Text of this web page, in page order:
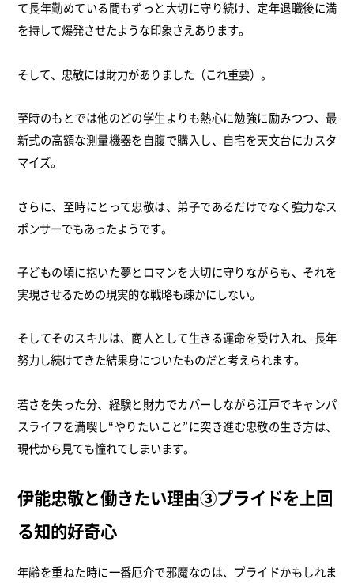
て長年勤めている間もずっと大切に守り続け、定年退職後に満
を持して爆発させたような印象さえあります。
そして、忠敬には財力がありました（これ重要）。
至時のもとでは他のどの学生よりも熱心に勉強に励みつつ、最
新式の高額な測量機器を自腹で購入し、自宅を天文台にカスタ
マイズ。
さらに、至時にとって忠敬は、弟子であるだけでなく強力なス
ポンサーでもあったようです。
子どもの頃に抱いた夢とロマンを大切に守りながらも、それを
実現させるための現実的な戦略も疎かにしない。
そしてそのスキルは、商人として生きる運命を受け入れ、長年
努力し続けてきた結果身についたものだと考えられます。
若さを失った分、経験と財力でカバーしながら江戸でキャンパ
スライフを満喫し“やりたいこと”に突き進む忠敬の生き方は、
現代から見ても憧れてしまいます。
伊能忠敬と働きたい理由③プライドを上回
る知的好奇心
年齢を重ねた時に一番厄介で邪魔なのは、プライドかもしれま